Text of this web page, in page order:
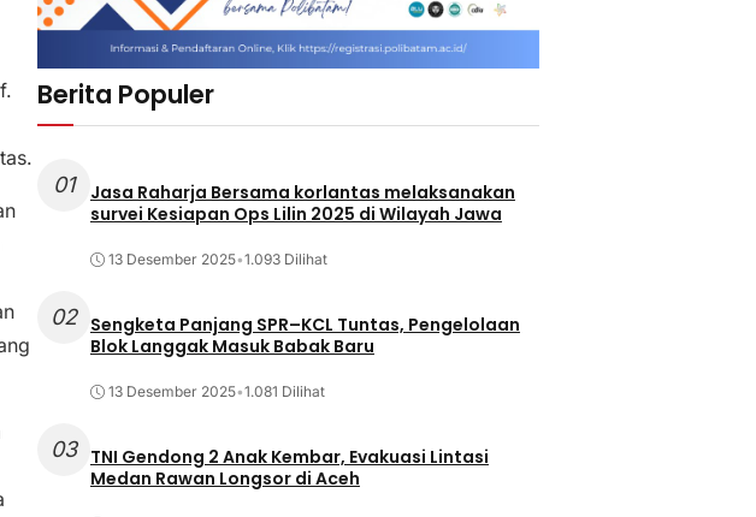
Berita Populer
01
Jasa Raharja Bersama korlantas melaksanakan
survei Kesiapan Ops Lilin 2025 di Wilayah Jawa
13 Desember 2025•1.093 Dilihat
02
Sengketa Panjang SPR–KCL Tuntas, Pengelolaan
Blok Langgak Masuk Babak Baru
13 Desember 2025•1.081 Dilihat
03
TNI Gendong 2 Anak Kembar, Evakuasi Lintasi
Medan Rawan Longsor di Aceh